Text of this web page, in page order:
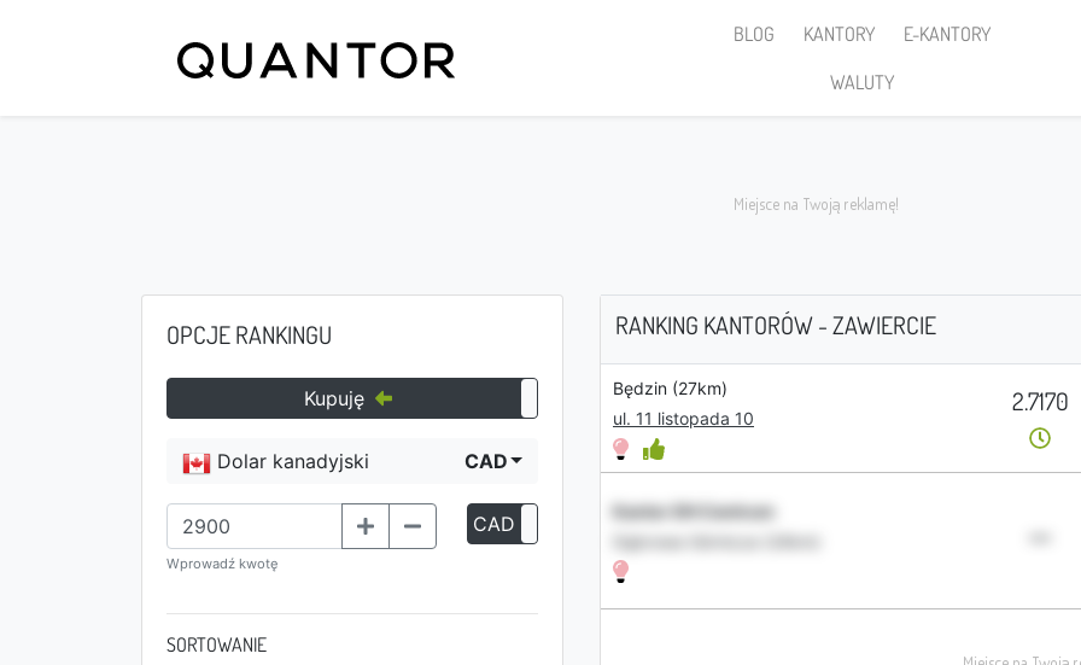
BLOG KANTORY
E-KANTORY
WALUTY
OPCJE RANKINGU
Kupuję Sprzedaję
Dolar kanadyjski CAD
Wprowadź kwotę
CAD
SORTOWANIE
RANKING KANTORÓW - ZAWIERCIE
Będzin (27km)
ul. 11 listopada 10
2.7170
Kantor DH Centrum
Dąbrowa Górnicza (24km)
•••